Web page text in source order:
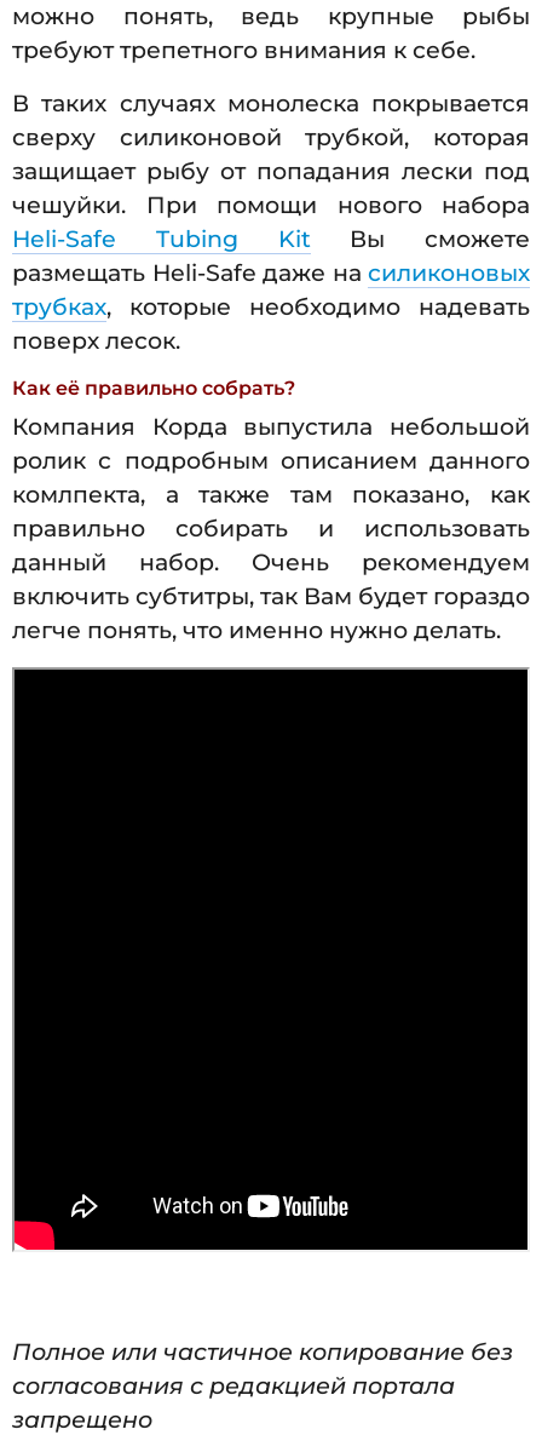
можно понять, ведь крупные рыбы
требуют трепетного внимания к себе.
В таких случаях монолеска покрывается
сверху силиконовой трубкой, которая
защищает рыбу от попадания лески под
чешуйки. При помощи нового набора
Heli-Safe Tubing KitВы сможете
размещать Heli-Safe даже на силиконовых
трубках, которые необходимо надевать
поверх лесок.
Как её правильно собрать?
Компания Корда выпустила небольшой
ролик с подробным описанием данного
комлпекта, а также там показано, как
правильно собирать и использовать
данный набор. Очень рекомендуем
включить субтитры, так Вам будет гораздо
легче понять, что именно нужно делать.
Полное или частичное копирование без
согласования с редакцией портала
запрещено